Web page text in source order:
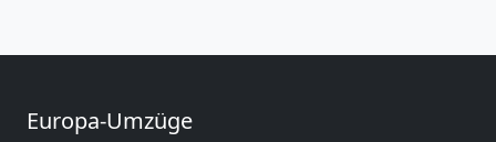
Europa-Umzüge